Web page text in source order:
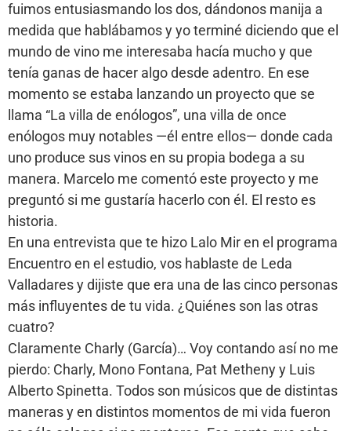
fuimos entusiasmando los dos, dándonos manija a
medida que hablábamos y yo terminé diciendo que el
mundo de vino me interesaba hacía mucho y que
tenía ganas de hacer algo desde adentro. En ese
momento se estaba lanzando un proyecto que se
llama “La villa de enólogos”, una villa de once
enólogos muy notables —él entre ellos— donde cada
uno produce sus vinos en su propia bodega a su
manera. Marcelo me comentó este proyecto y me
preguntó si me gustaría hacerlo con él. El resto es
historia.
En una entrevista que te hizo Lalo Mir en el programa
Encuentro en el estudio, vos hablaste de Leda
Valladares y dijiste que era una de las cinco personas
más influyentes de tu vida. ¿Quiénes son las otras
cuatro?
Claramente Charly (García)… Voy contando así no me
pierdo: Charly, Mono Fontana, Pat Metheny y Luis
Alberto Spinetta. Todos son músicos que de distintas
maneras y en distintos momentos de mi vida fueron